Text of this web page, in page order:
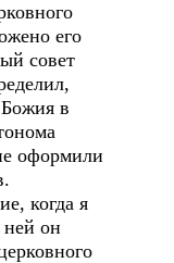
его
совет
Божия в
оформили
когда я
он